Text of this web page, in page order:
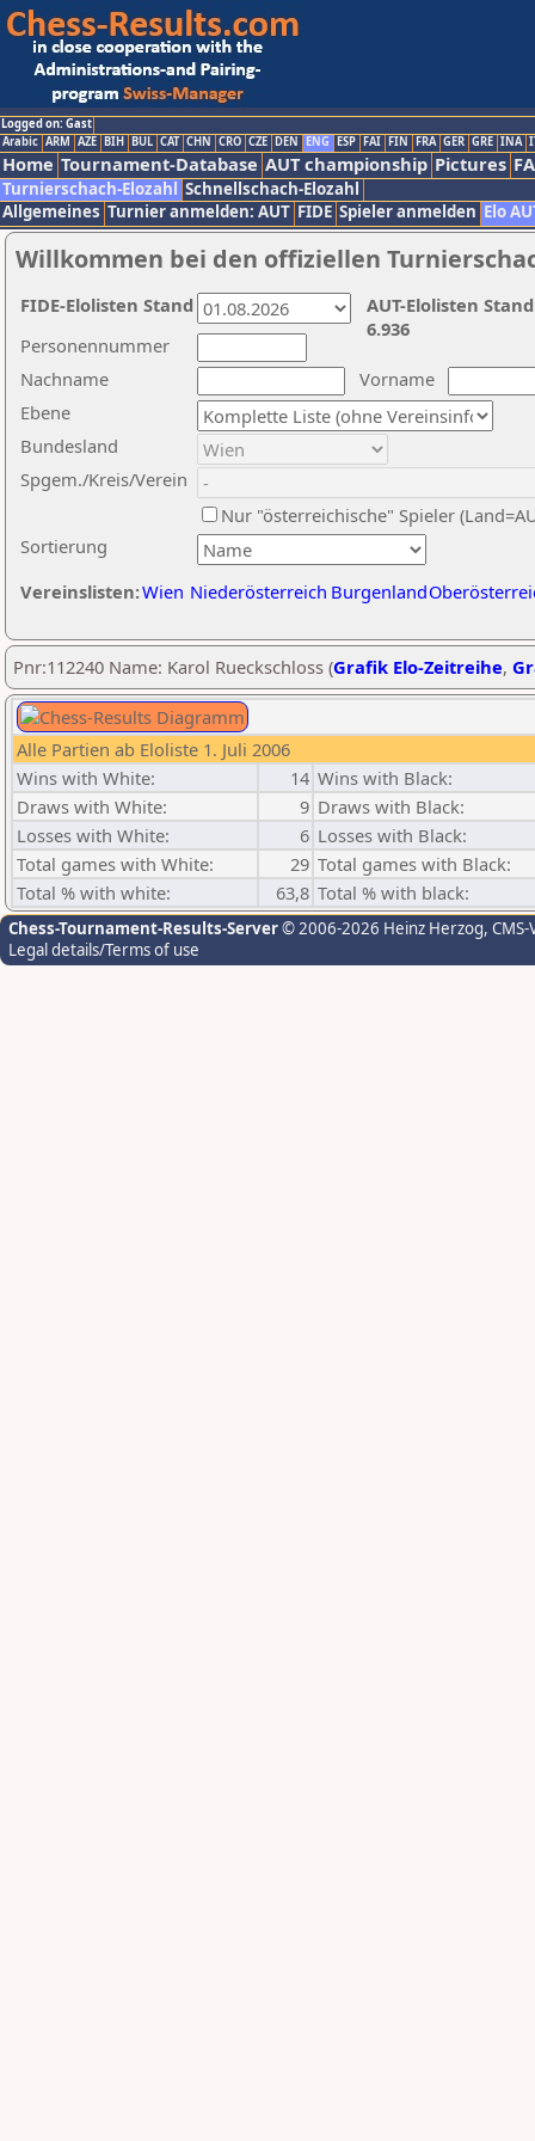
Logged on: Gast
Arabic ARM AZE BIH BUL CAT CHN CRO CZE DEN ENG ESP FAI FIN FRA GER GRE INA
Home Tournament-Database AUT championship Pictures
Turnierschach-Elozahl Schnellschach-Elozahl
Allgemeines Turnier anmelden: AUT FIDE Spieler anmelden Elo
Willkommen bei den offiziellen
Nachname
Vorname
Ebene
Sortierung
Personennummer
Bundesland
Spgem./Kreis/Verein
Nur "österreichische" Spieler
Vereinslisten:Wien Niederösterreich Burgenland
AUT-Elolisten
6.936
FIDE-Elolisten Stand
Pnr:112240 Name: Karol Rueckschloss (Grafik Elo-Zeitreihe,
Alle Partien ab Eloliste 1. Juli 2006
Wins with White:
14 Wins with Black:
Draws with White:
9 Draws with Black:
Losses with White:
6 Losses with Black:
Total games with White:
29 Total games with Black:
Total % with white:
63,8 Total % with black:
Chess-Tournament-Results-Server© 2006-2026 Heinz Herzog,
Legal details/Terms of use